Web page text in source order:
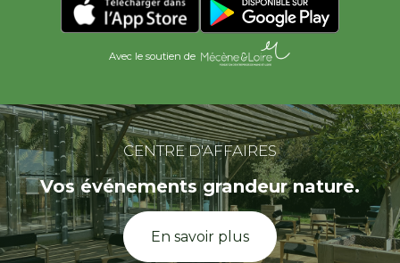
Avec le soutien de
CENTRE D'AFFAIRES
Vos événements grandeur nature.
En savoir plus